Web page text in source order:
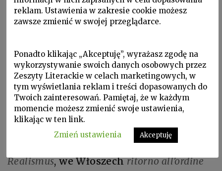
zgładziła doszczętnie historyczne
awangardy. Paryżem zawładnął
od przyjazdu malarki nad Sekwanę w
1918 roku — dokonują się stylistyczne
eksperymenty Tamary w poszukiwaniu
nowoczesnego klasycyzmu
wyznaczającego „powrót do porządku”.
Owa tendencja w Niemczech wyraża się
Neue SachlichkeitlubMagischer
Realismus, we Włoszechritorno all’ordine
reklam. Ustawienia w zakresie cookie możesz
zawsze zmienić w swojej przeglądarce.
Ponadto klikając „Akceptuję”, wyrażasz zgodę na
wykorzystywanie swoich danych osobowych przez
Zeszyty Literackie w celach marketingowych, w
tym wyświetlania reklam i treści dopasowanych do
Twoich zainteresowań. Pamiętaj, że w każdym
momencie możesz zmienić swoje ustawienia,
klikając w ten link.
Zmień ustawienia
Akceptuję